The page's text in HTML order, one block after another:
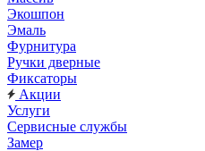
Экошпон
Эмаль
Фурнитура
Ручки дверные
Фиксаторы
Акции
Услуги
Сервисные службы
Замер